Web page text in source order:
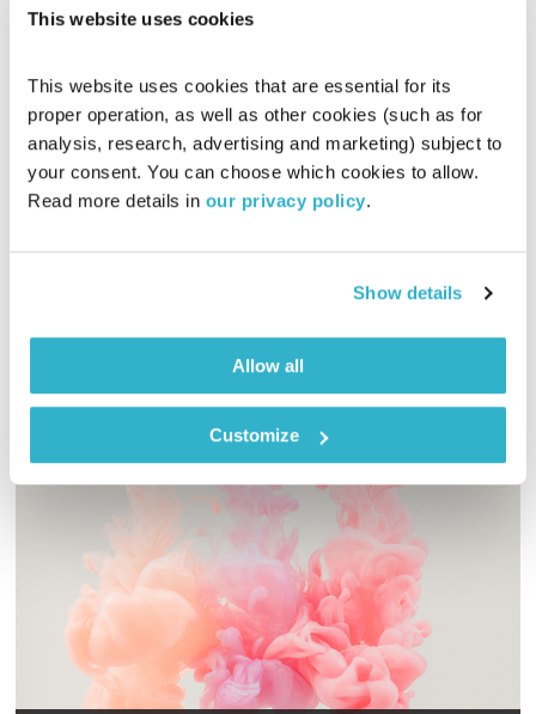
This website uses cookies
This website uses cookies that are essential for its
proper operation, as well as other cookies (such as for
analysis, research, advertising and marketing) subject to
your consent. You can choose which cookies to allow.
Read more details in our privacy policy.
Show details
Allow all
Customize
גוף, נפש, רוח – חשבון נפש
תרגול יומי
ניסים אמון
19.03.22
00:11:35
ארבעה רבדים – גוף, נפש, רוח ונשמה, ומעניקה חומר למחשבה